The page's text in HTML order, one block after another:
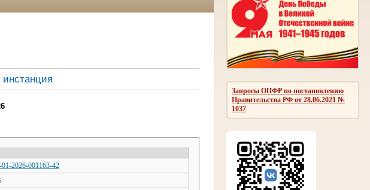
Запросы ОПФР по постановлению
Правительства РФ от 28.06.2021 №
1037
01-2026-001163-42